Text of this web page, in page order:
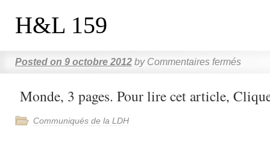
H&L 159
Posted on 9 octobre 2012 by Commentaires fermés
Monde, 3 pages. Pour lire cet article,
Communiqués de la LDH